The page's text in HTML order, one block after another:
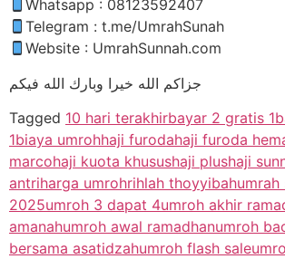
Whatsapp : 08123592407
Telegram : t.me/UmrahSunah
Website : UmrahSunnah.com
جزاكم الله خيرا وبارك الله فيكم
Tagged 10 hari terakhirbayar 2 gratis 1
1biaya umrohhaji furodahaji furoda
marcohaji kuota khusushaji plushaji
antriharga umrohrihlah thoyyibahumrah
2025umroh 3 dapat 4umroh akhir
amanahumroh awal ramadhanumroh
bersama asatidzahumroh flash sale